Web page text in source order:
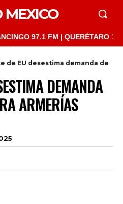
MEXICO
FM | QUERÉTARO 103.1
de EU desestima demanda de
DEMANDA
ARMERÍAS